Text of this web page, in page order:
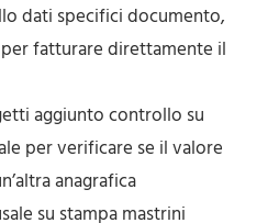
dati specifici documento,
fatturare direttamente il
aggiunto controllo su
per verificare se il valore
anagrafica
su stampa mastrini